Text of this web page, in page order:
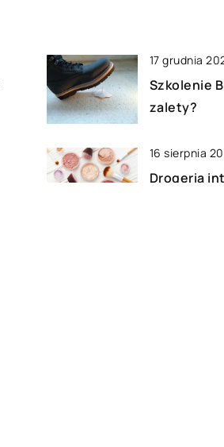
17 grudnia
Szkolenie
zalety?
16 sierpnia
Drogeria